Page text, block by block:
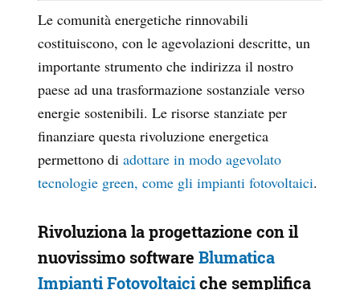
Le comunità energetiche rinnovabili
costituiscono, con le agevolazioni descritte, un
importante strumento che indirizza il nostro
paese ad una trasformazione sostanziale verso
energie sostenibili. Le risorse stanziate per
finanziare questa rivoluzione energetica
permettono di adottare in modo agevolato
tecnologie green, come gli impianti fotovoltaici.
Rivoluziona la progettazione conil
nuovissimo software Blumatica
Impianti Fotovoltaiciche semplifica